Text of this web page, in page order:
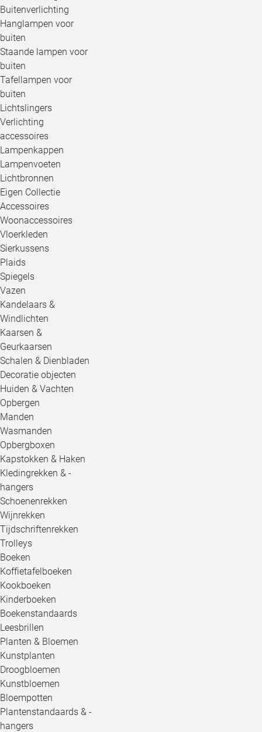
Buitenverlichting
Hanglampen voor
buiten
Staande lampen voor
buiten
Tafellampen voor
buiten
Lichtslingers
Verlichting
accessoires
Lampenkappen
Lampenvoeten
Lichtbronnen
Eigen Collectie
Accessoires
Woonaccessoires
Vloerkleden
Sierkussens
Plaids
Spiegels
Vazen
Kandelaars &
Windlichten
Kaarsen &
Geurkaarsen
Schalen & Dienbladen
Decoratie objecten
Huiden & Vachten
Opbergen
Manden
Wasmanden
Opbergboxen
Kapstokken & Haken
Kledingrekken & -
hangers
Schoenenrekken
Wijnrekken
Tijdschriftenrekken
Trolleys
Boeken
Koffietafelboeken
Kookboeken
Kinderboeken
Boekenstandaards
Leesbrillen
Planten & Bloemen
Kunstplanten
Droogbloemen
Kunstbloemen
Bloempotten
Plantenstandaards & -
hangers